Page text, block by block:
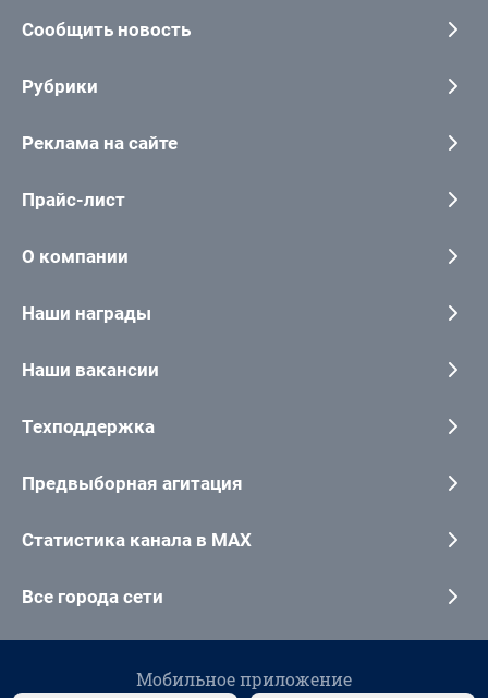
Сообщить новость
Рубрики
Реклама на сайте
Прайс-лист
О компании
Наши награды
Наши вакансии
Техподдержка
Предвыборная агитация
Статистика канала в MAX
Все города сети
Мобильное приложение